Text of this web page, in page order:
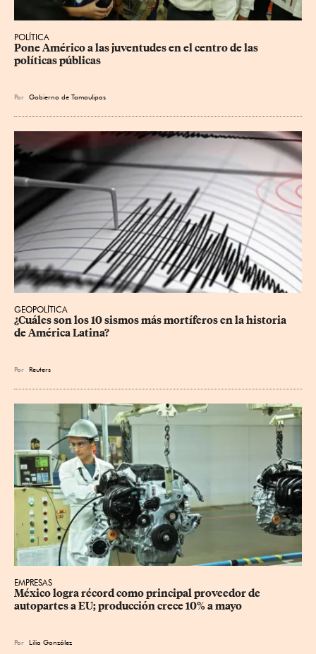
POLÍTICA
Pone Américo a las juventudes en el centro de las
políticas públicas
Por Gobierno de Tamaulipas
GEOPOLÍTICA
¿Cuáles son los 10 sismos más mortíferos en la historia
de América Latina?
Por Reuters
EMPRESAS
México logra récord como principal proveedor de
autopartes a EU; producción crece 10% a mayo
Por Lilia González